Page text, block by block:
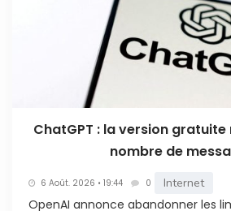
ChatGPT : la version gratuite
nombre de
6 Août. 2026 • 19:44 0 Internet
OpenAI annonce abandonner les